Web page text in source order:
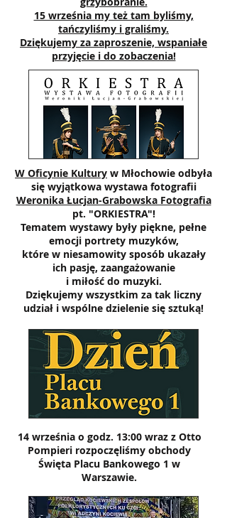
15 września my też tam byliśmy,
tańczyliśmy i graliśmy.
Dziękujemy za zaproszenie, wspaniałe
przyjęcie i do zobaczenia!
W Oficynie Kultury w Młochowie odbyła
się wyjątkowa wystawa fotografii
Weronika Łucjan-Grabowska Fotografia
pt. "ORKIESTRA"!
Tematem wystawy były piękne, pełne
emocji portrety muzyków,
które w niesamowity sposób ukazały
ich pasję, zaangażowanie
i miłość do muzyki.
Dziękujemy wszystkim za tak liczny
udział i wspólne dzielenie się sztuką!
14 września o godz. 13:00 wraz z Otto
Pompieri rozpoczęliśmy obchody
Święta Placu Bankowego 1 w
Warszawie.